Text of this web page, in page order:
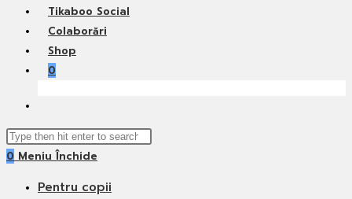
Tikaboo Social
Colaborări
Shop
0
search
Search
this
0 Meniu Închide
Pentru copii